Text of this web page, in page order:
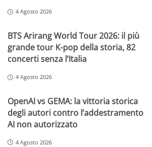
4 Agosto 2026
BTS Arirang World Tour 2026: il più
grande tour K-pop della storia, 82
concerti senza l’Italia
4 Agosto 2026
OpenAI vs GEMA: la vittoria storica
degli autori contro l’addestramento
AI non autorizzato
4 Agosto 2026